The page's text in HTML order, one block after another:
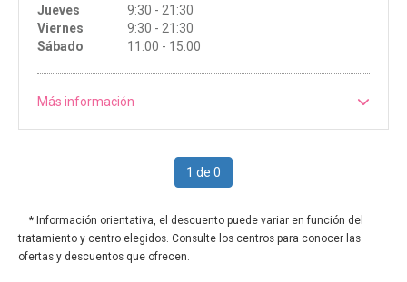
Jueves
9:30 - 21:30
Viernes
9:30 - 21:30
Sábado
11:00 - 15:00
Más información
1 de 0
* Información orientativa, el descuento puede variar en función del
tratamiento y centro elegidos. Consulte los centros para conocer las
ofertas y descuentos que ofrecen.